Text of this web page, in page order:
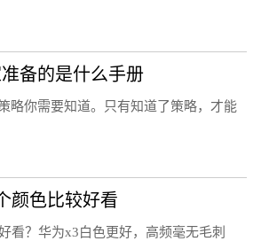
备的是什么手册
略你需要知道。只有知道了策略，才能
颜色比较好看
看？华为x3白色更好，高频毫无毛刺